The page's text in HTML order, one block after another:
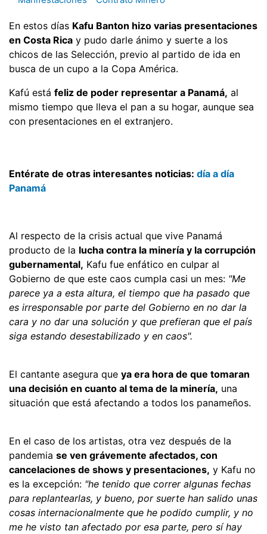
En estos días Kafu Banton hizo varias presentaciones
en Costa Rica y pudo darle ánimo y suerte a los
chicos de las Selección, previo al partido de ida en
busca de un cupo a la Copa América.
Kafú está feliz de poder representar a Panamá, al
mismo tiempo que lleva el pan a su hogar, aunque sea
con presentaciones en el extranjero.
Entérate de otras interesantes noticias: día a día
Panamá
Al respecto de la crisis actual que vive Panamá
producto de la lucha contra la minería y la corrupción
gubernamental, Kafu fue enfático en culpar al
Gobierno de que este caos cumpla casi un mes: "Me
parece ya a esta altura, el tiempo que ha pasado que
es irresponsable por parte del Gobierno en no dar la
cara y no dar una solución y que prefieran que el país
siga estando desestabilizado y en caos".
El cantante asegura que ya era hora de que tomaran
una decisión en cuanto al tema de la minería, una
situación que está afectando a todos los panameños.
En el caso de los artistas, otra vez después de la
pandemia se ven grávemente afectados, con
cancelaciones de shows y presentaciones, y Kafu no
es la excepción: "he tenido que correr algunas fechas
para replantearlas, y bueno, por suerte han salido unas
cosas internacionalmente que he podido cumplir, y no
me he visto tan afectado por esa parte, pero sí hay